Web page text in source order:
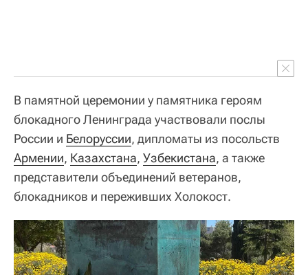
В памятной церемонии у памятника героям
блокадного Ленинграда участвовали послы
России и Белоруссии, дипломаты из посольств
Армении, Казахстана, Узбекистана, а также
представители объединений ветеранов,
блокадников и переживших Холокост.